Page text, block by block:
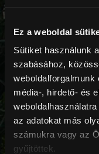
Ez a weboldal
Sütiket használunk
szabásához,
média-, hirdető- és
az adatokat más
számukra vagy az
gyűjtöttek.
válogatás
Különleges
megtétele
válogatás a
kból.
HUF1,200